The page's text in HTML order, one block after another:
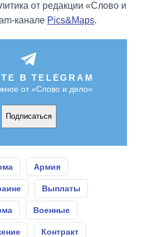
от редакции «Слово и
канале Pics&Maps.
В TELEGRAM
от «Слово и дело»
Подписаться
Армия
Выплаты
Военные
Контракт